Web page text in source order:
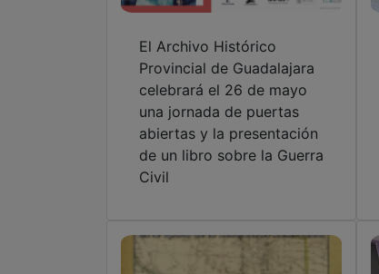
El Archivo Histórico
Provincial de Guadalajara
celebrará el 26 de mayo
una jornada de puertas
abiertas y la presentación
de un libro sobre la Guerra
Civil